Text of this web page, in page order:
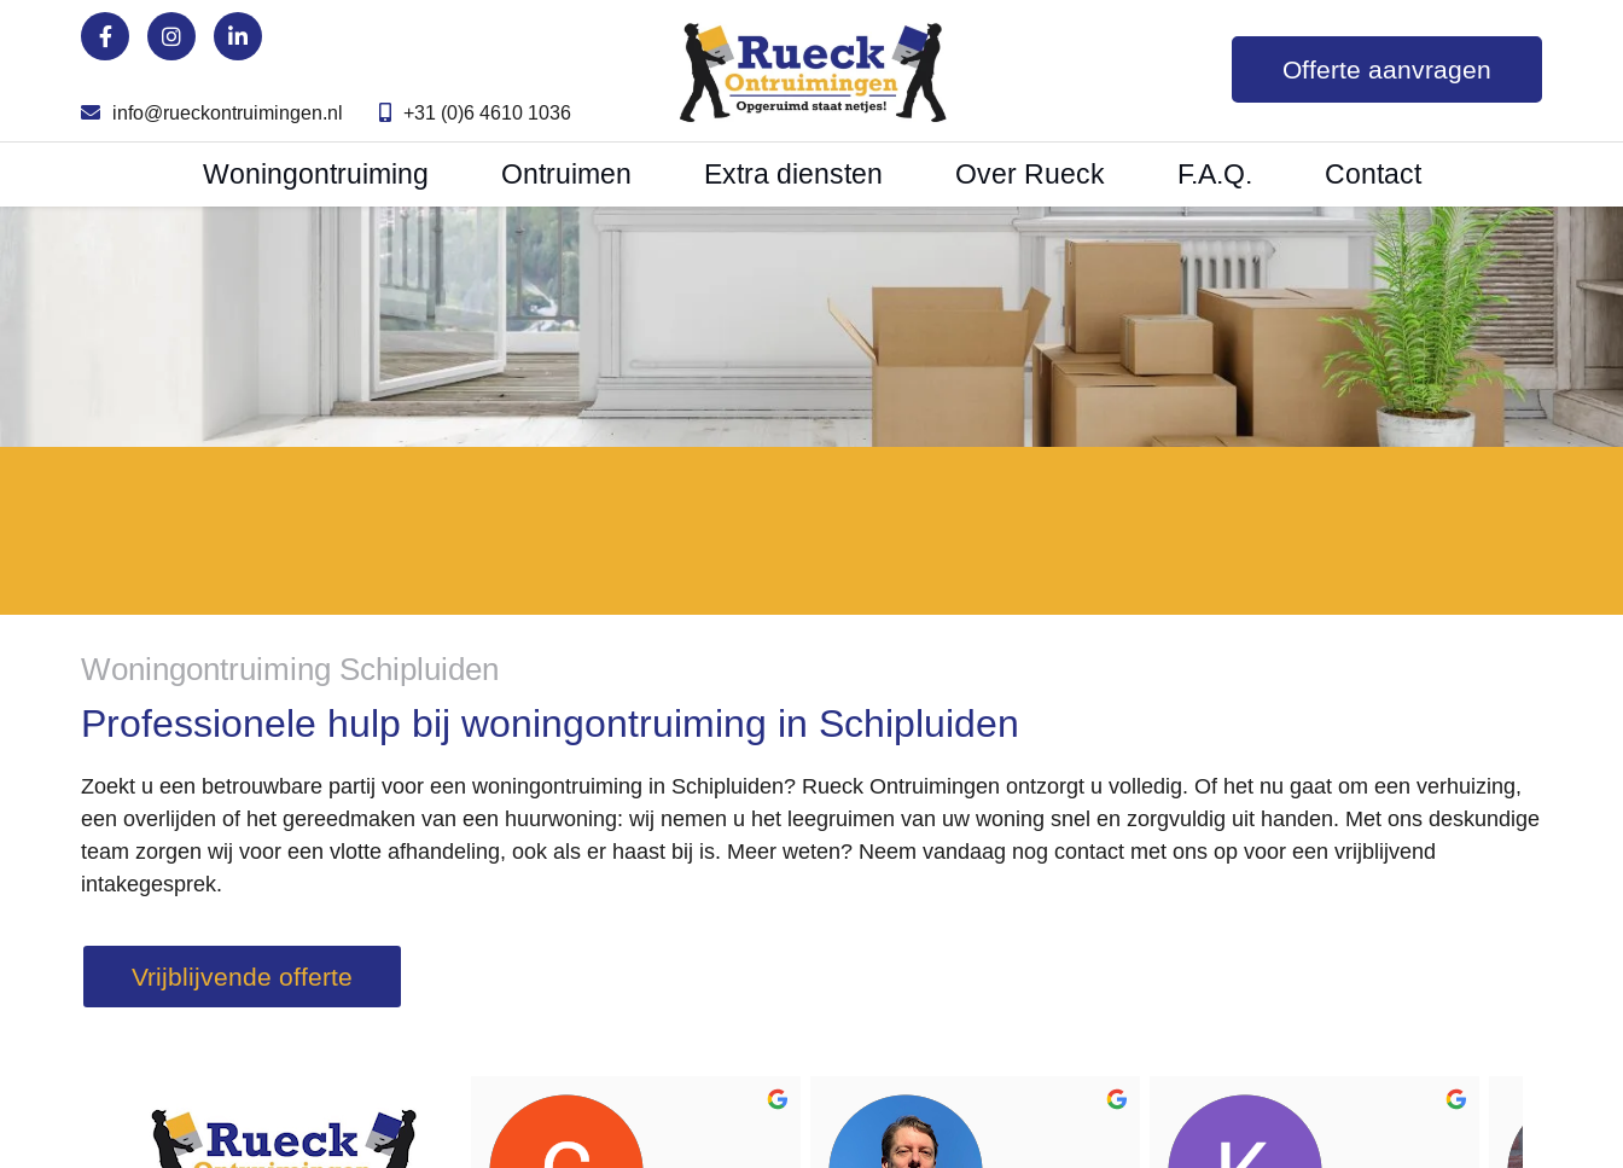
info@rueckontruimingen.nl +31 (0)6 4610 1036
Offerte aanvragen
Woningontruiming Ontruimen Extra diensten Over Rueck F.A.Q. Contact
Woningontruiming Schipluiden
Professionele hulp bij woningontruiming in Schipluiden
Zoekt u een betrouwbare partij voor een woningontruiming in Schipluiden? Rueck Ontruimingen ontzorgt u volledig. Of het nu gaat om een verhuizing,
een overlijden of het gereedmaken van een huurwoning: wij nemen u het leegruimen van uw woning snel en zorgvuldig uit handen. Met ons deskundige
team zorgen wij voor een vlotte afhandeling, ook als er haast bij is. Meer weten? Neem vandaag nog contact met ons op voor een vrijblijvend
intakegesprek.
Vrijblijvende offerte